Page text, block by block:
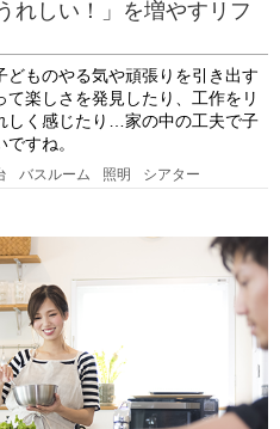
れしい！」を増やすリフ
どものやる気や頑張りを引き出す
楽しさを発見したり、工作をリ
しく感じたり…家の中の工夫で子
すね。
バスルーム 照明 シアター